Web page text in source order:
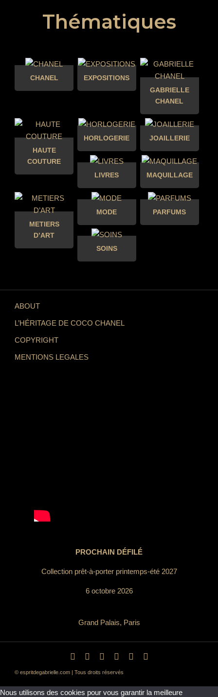
Thématiques
CHANEL
EXPOSITIONS
GABRIELLE
CHANEL
HAUTE
COUTURE
HORLOGERIE JOAILLERIE
LIVRES MAQUILLAGE
METIERS
D’ART
MODE PARFUMS
SOINS
ABOUT
L’HÉRITAGE DE COCO CHANEL
COPYRIGHT
MENTIONS LEGALES
PROCHAIN DÉFILÉ
Collection prêt-à-porter printemps-été 2027
6 octobre 2026
Grand Palais, Paris
© espritdegabrielle.com | Tous droits réservés
Nous utilisons des cookies pour vous garantir la meilleure